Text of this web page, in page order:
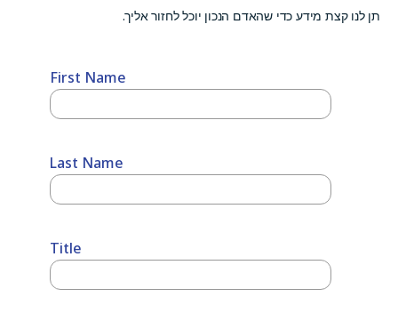
תן לנו קצת מידע כדי שהאדם הנכון יוכל לחזור אליך.